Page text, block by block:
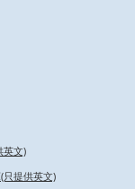
英文)
只提供英文)